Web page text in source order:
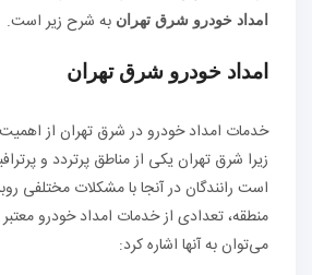
امداد خودرو شرق تهران به شرح زیر است.
امداد خودرو شرق تهران
خدمات امداد خودرو در شرق تهران از اهمیت
زیرا شرق تهران یکی از مناطق پرتردد و
است رانندگان در آنجا با مشکلات مختلفی
منطقه، تعدادی از خدمات امداد خودرو
می‌توان به آنها اشاره کرد: